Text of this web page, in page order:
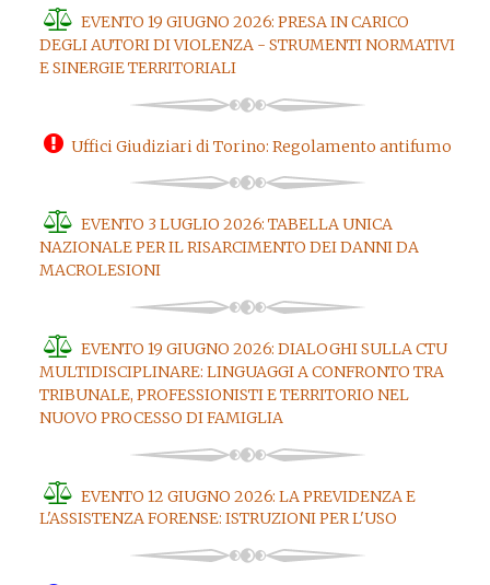
EVENTO 19 GIUGNO 2026: PRESA IN CARICO
DEGLI AUTORI DI VIOLENZA - STRUMENTI NORMATIVI
E SINERGIE TERRITORIALI
Uffici Giudiziari di Torino: Regolamento antifumo
EVENTO 3 LUGLIO 2026: TABELLA UNICA
NAZIONALE PER IL RISARCIMENTO DEI DANNI DA
MACROLESIONI
EVENTO 19 GIUGNO 2026: DIALOGHI SULLA CTU
MULTIDISCIPLINARE: LINGUAGGI A CONFRONTO TRA
TRIBUNALE, PROFESSIONISTI E TERRITORIO NEL
NUOVO PROCESSO DI FAMIGLIA
EVENTO 12 GIUGNO 2026: LA PREVIDENZA E
L'ASSISTENZA FORENSE: ISTRUZIONI PER L'USO